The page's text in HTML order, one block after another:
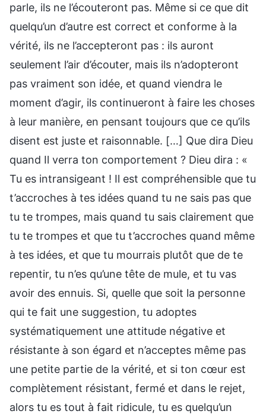
parle, ils ne l’écouteront pas. Même si ce que dit
quelqu’un d’autre est correct et conforme à la
vérité, ils ne l’accepteront pas : ils auront
seulement l’air d’écouter, mais ils n’adopteront
pas vraiment son idée, et quand viendra le
moment d’agir, ils continueront à faire les choses
à leur manière, en pensant toujours que ce qu’ils
disent est juste et raisonnable. […] Que dira Dieu
quand Il verra ton comportement ? Dieu dira : «
Tu es intransigeant ! Il est compréhensible que tu
t’accroches à tes idées quand tu ne sais pas que
tu te trompes, mais quand tu sais clairement que
tu te trompes et que tu t’accroches quand même
à tes idées, et que tu mourrais plutôt que de te
repentir, tu n’es qu’une tête de mule, et tu vas
avoir des ennuis. Si, quelle que soit la personne
qui te fait une suggestion, tu adoptes
systématiquement une attitude négative et
résistante à son égard et n’acceptes même pas
une petite partie de la vérité, et si ton cœur est
complètement résistant, fermé et dans le rejet,
alors tu es tout à fait ridicule, tu es quelqu’un